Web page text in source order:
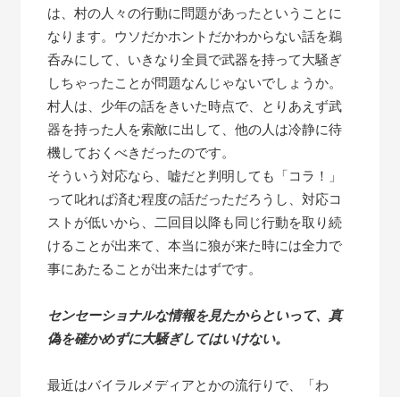
は、村の人々の行動に問題があったということに
なります。ウソだかホントだかわからない話を鵜
呑みにして、いきなり全員で武器を持って大騒ぎ
しちゃったことが問題なんじゃないでしょうか。
村人は、少年の話をきいた時点で、とりあえず武
器を持った人を索敵に出して、他の人は冷静に待
機しておくべきだったのです。
そういう対応なら、嘘だと判明しても「コラ！」
って叱れば済む程度の話だっただろうし、対応コ
ストが低いから、二回目以降も同じ行動を取り続
けることが出来て、本当に狼が来た時には全力で
事にあたることが出来たはずです。
センセーショナルな情報を見たからといって、真
偽を確かめずに大騒ぎしてはいけない。
最近はバイラルメディアとかの流行りで、「わ